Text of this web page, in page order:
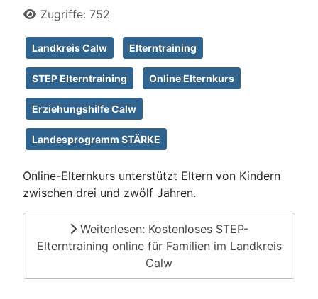
Zugriffe: 752
Landkreis Calw Elterntraining
STEP Elterntraining Online Elternkurs
Erziehungshilfe Calw
Landesprogramm STÄRKE
Online-Elternkurs unterstützt Eltern von Kindern
zwischen drei und zwölf Jahren.
Weiterlesen: Kostenloses STEP-
Elterntraining online für Familien im Landkreis
Calw